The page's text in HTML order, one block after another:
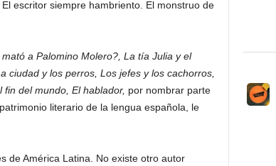
escritor siempre hambriento. El monstruo de
a Palomino Molero?, La tía Julia y el
ciudad y los perros, Los jefes y los cachorros,
del mundo, El hablador, por nombrar parte
literario de la lengua española, le
de América Latina. No existe otro autor